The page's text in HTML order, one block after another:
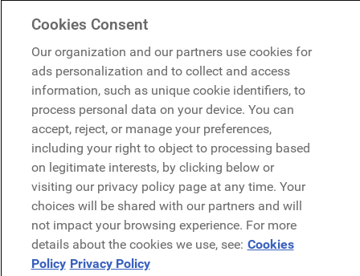
Demo anfragen
Demo anfragen
Kontakt
Kontakt
Datenschutzerklärung
Cookies Consent
Our organization and our partners use cookies for
ads personalization and to collect and access
information, such as unique cookie identifiers, to
process personal data on your device. You can
accept, reject, or manage your preferences,
including your right to object to processing based
on legitimate interests, by clicking below or
visiting our privacy policy page at any time. Your
choices will be shared with our partners and will
not impact your browsing experience. For more
details about the cookies we use, see: Cookies
Policy Privacy Policy